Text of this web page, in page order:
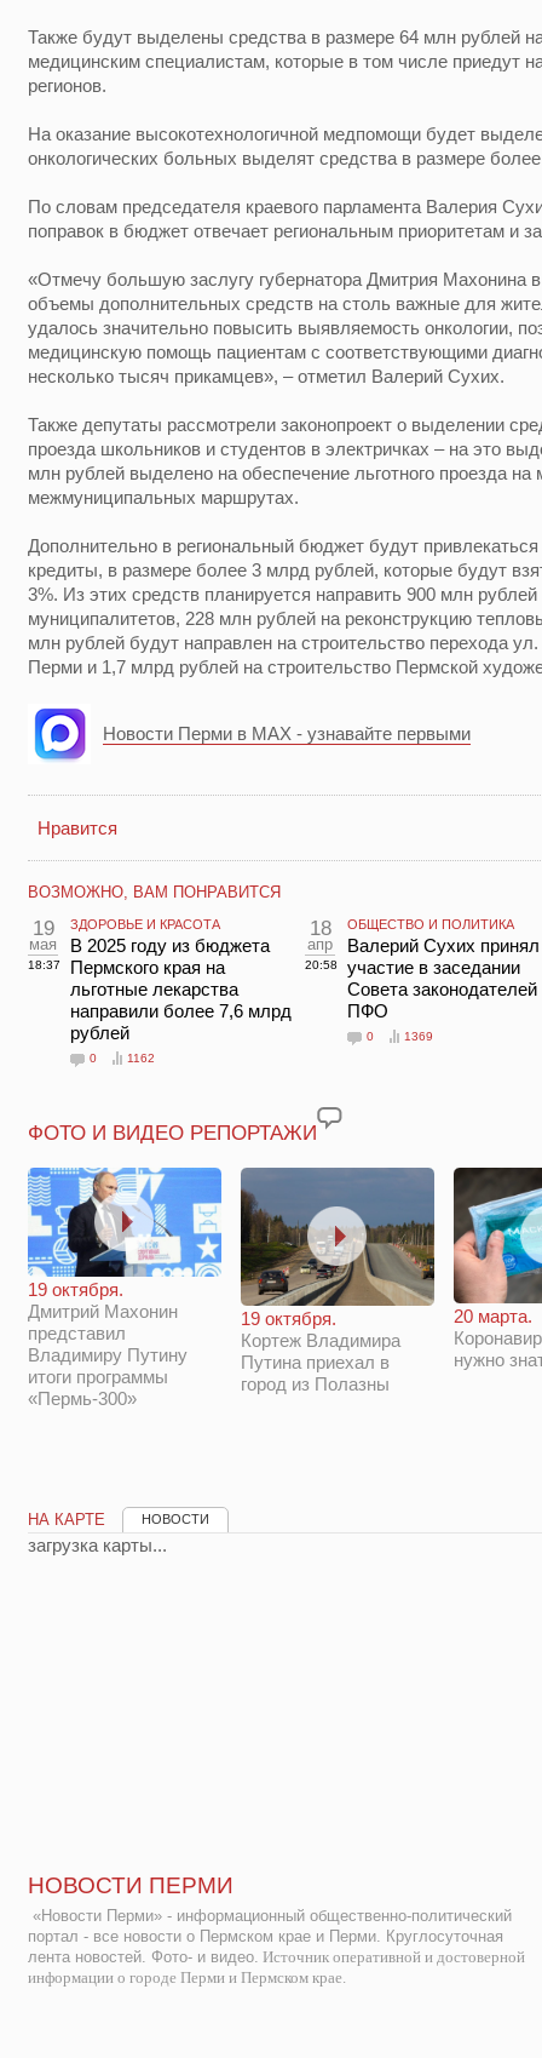
Также будут выделены средства в размере 64 млн рублей
медицинским специалистам, которые в том числе приедут
регионов.
На оказание высокотехнологичной медпомощи будет
онкологических больных выделят средства в размере
По словам председателя краевого парламента Валерия
поправок в бюджет отвечает региональным приоритетам и
«Отмечу большую заслугу губернатора Дмитрия Махонина
объемы дополнительных средств на столь важные для
удалось значительно повысить выявляемость онкологии,
медицинскую помощь пациентам с соответствующими
несколько тысяч прикамцев», – отметил Валерий Сухих.
Также депутаты рассмотрели законопроект о выделении
проезда школьников и студентов в электричках – на это
млн рублей выделено на обеспечение льготного проезда
межмуниципальных маршрутах.
Дополнительно в региональный бюджет будут
кредиты, в размере более 3 млрд рублей, которые будут
3%. Из этих средств планируется направить 900 млн
муниципалитетов, 228 млн рублей на реконструкцию
млн рублей будут направлен на строительство перехода
Перми и 1,7 млрд рублей на строительство Пермской
Новости Перми в MAX - узнавайте первыми
Нравится
ВОЗМОЖНО, ВАМ ПОНРАВИТСЯ
19
мая
18:37
ЗДОРОВЬЕ И КРАСОТА
В 2025 году из бюджета
Пермского края на
льготные лекарства
направили более 7,6 млрд
рублей
0 1162
18
апр
20:58
ОБЩЕСТВО И ПОЛИТИКА
Валерий Сухих принял
участие в заседании
Совета законодателей
ПФО
0 1369
ФОТО И ВИДЕО РЕПОРТАЖИ
19 октября.
Дмитрий Махонин
представил
Владимиру Путину
итоги программы
«Пермь-300»
19 октября.
Кортеж Владимира
Путина приехал в
город из Полазны
20 марта.
нужно
НА КАРТЕ НОВОСТИ
загрузка карты...
НОВОСТИ ПЕРМИ
«Новости Перми» - информационный общественно-политический
портал - все новости о Пермском крае и Перми. Круглосуточная
лента новостей. Фото- и видео. Источник оперативной и достоверной
информации о городе Перми и Пермском крае.